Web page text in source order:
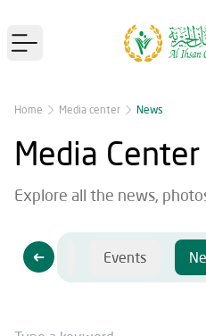
Open main menu
Home Media center News
Media Center
Explore all the news,
Videos Events